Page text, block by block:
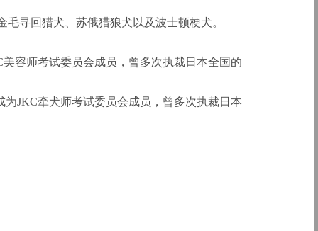
寻回猎犬、苏俄猎狼犬以及波士顿梗犬。
容师考试委员会成员，曾多次执裁日本全国的
JKC牵犬师考试委员会成员，曾多次执裁日本